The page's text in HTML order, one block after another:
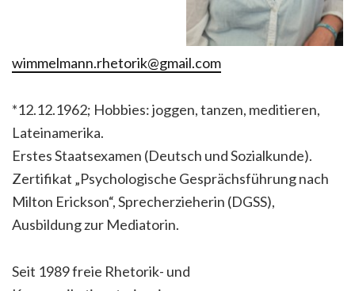
wimmelmann.rhetorik@gmail.com
*12.12.1962; Hobbies: joggen, tanzen, meditieren,
Lateinamerika.
Erstes Staatsexamen (Deutsch und Sozialkunde).
Zertifikat „Psychologische Gesprächsführung nach
Milton Erickson“, Sprecherzieherin (DGSS),
Ausbildung zur Mediatorin.
Seit 1989 freie Rhetorik- und